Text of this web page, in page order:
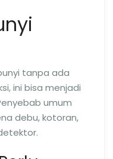
tanpa ada
ini bisa menjadi
umum
debu, kotoran,